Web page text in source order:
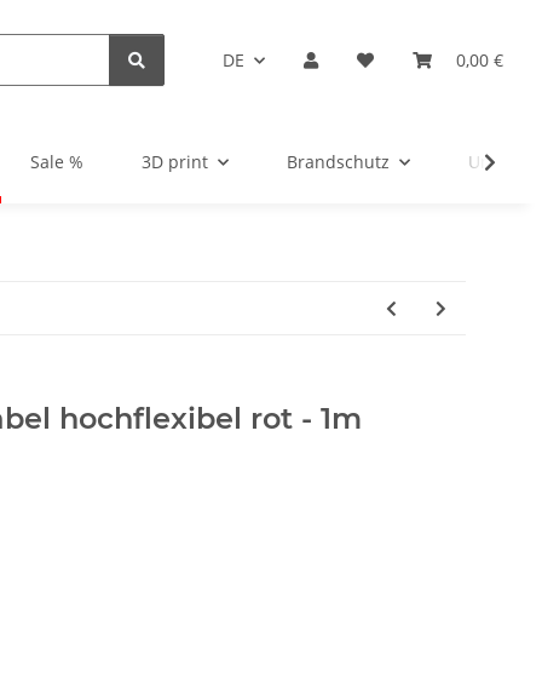
DE 0,00 €
Sale % 3D print Brandschutz
hochflexibel rot - 1m